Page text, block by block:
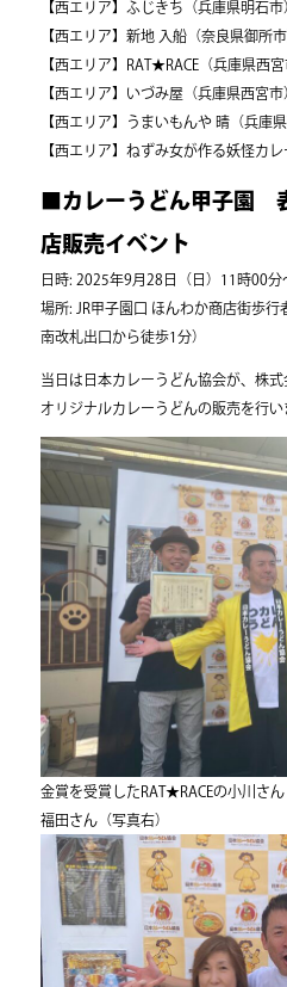
【西エリア】ふじきち（兵庫県明石市
【西エリア】新地 入船（奈良県御所市
【西エリア】RAT★RACE（兵庫県西宮
【西エリア】いづみ屋（兵庫県西宮市
【西エリア】うまいもんや 晴（兵庫県
【西エリア】ねずみ女が作る妖怪カレ
■カレーうどん甲子園
店販売イベント
日時: 2025年9月28日（日）11時00分
場所: JR甲子園口 ほんわか商店街歩行
南改札出口から徒歩1分）
当日は日本カレーうどん協会が、株
オリジナルカレーうどんの販売を行い
金賞を受賞したRAT★RACEの小川さ
福田さん（写真右）